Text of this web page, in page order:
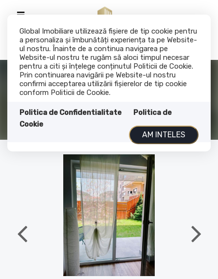
Global Imobiliare utilizează fişiere de tip cookie pentru
a personaliza și îmbunătăți experiența ta pe Website-
ul nostru. Înainte de a continua navigarea pe
Website-ul nostru te rugăm să aloci timpul necesar
pentru a citi și înțelege conținutul Politicii de Cookie.
Prin continuarea navigării pe Website-ul nostru
confirmi acceptarea utilizării fişierelor de tip cookie
conform Politicii de Cookie.
Politica de Confidentialitate
Politica de
Cookie
AM INTELES
2 camere ,52 mp,Totul Nou, Gradina,
parcare, Buna-Ziua Sophia
Cluj-Napoca, Buna-Ziua